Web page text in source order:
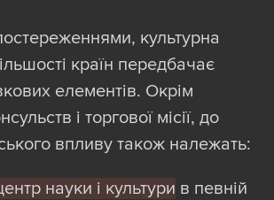
людина брала участь
спостерігач у “виборах”
2014 році, а потім на
в Херсоні у 2022-му — в
посилання на свіжішу
культурна
країн передбачає
елементів. Окрім
і торгової місії, до
впливу також належать:
науки і культури в певній